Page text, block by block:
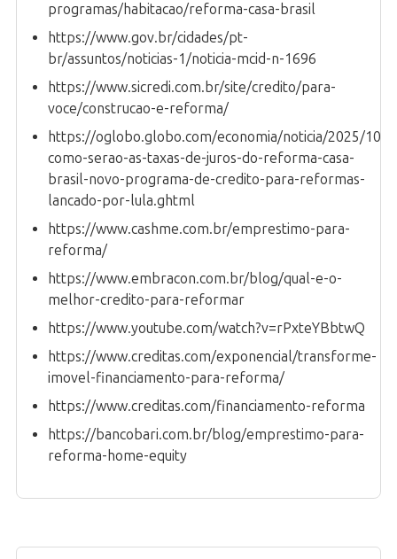
programas/habitacao/reforma-casa-brasil
https://www.gov.br/cidades/pt-
br/assuntos/noticias-1/noticia-mcid-n-1696
https://www.sicredi.com.br/site/credito/para-
voce/construcao-e-reforma/
https://oglobo.globo.com/economia/noticia/2025/10/
como-serao-as-taxas-de-juros-do-reforma-casa-
brasil-novo-programa-de-credito-para-reformas-
lancado-por-lula.ghtml
https://www.cashme.com.br/emprestimo-para-
reforma/
https://www.embracon.com.br/blog/qual-e-o-
melhor-credito-para-reformar
https://www.youtube.com/watch?v=rPxteYBbtwQ
https://www.creditas.com/exponencial/transforme-
imovel-financiamento-para-reforma/
https://www.creditas.com/financiamento-reforma
https://bancobari.com.br/blog/emprestimo-para-
reforma-home-equity